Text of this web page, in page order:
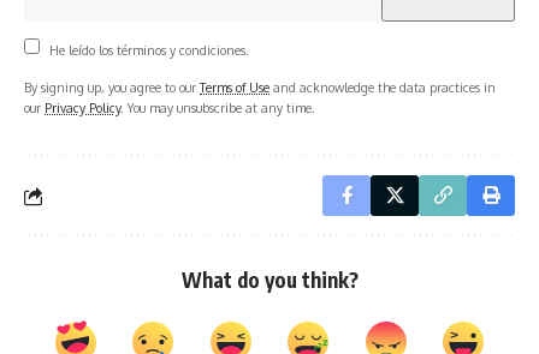
He leído los términos y condiciones.
By signing up, you agree to ourTerms of Use and acknowledge the data practices in
our Privacy Policy. You may unsubscribe at any time.
What do you think?